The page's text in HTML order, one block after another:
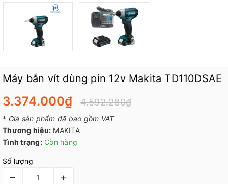
Máy bắn vít dùng pin 12v Makita TD110DSAE
3.374.000₫ 4.592.280₫
* Giá sản phẩm đã bao gồm VAT
Thương hiệu: MAKITA
Tình trạng: Còn hàng
Số lượng
– +